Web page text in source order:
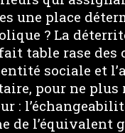
une place
? La
table rase des
sociale et
pour ne plus
:
de l’équivalent